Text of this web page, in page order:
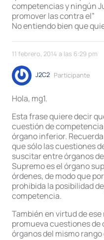
competencias y ningún
promover las contra el”
No entiendo bien que
11 febrero, 2014 a las 6:29 pm
J2C2 Participante
Hola, mg1.
Esta frase quiere decir
cuestión de
órgano inferior.
que sólo las cuestiones
suscitar entre órganos
Supremo es el órgano
órdenes, de modo que
prohibida la posibilidad
competencia.
También en virtud de
promueva cuestiones de
órganos del mismo rango